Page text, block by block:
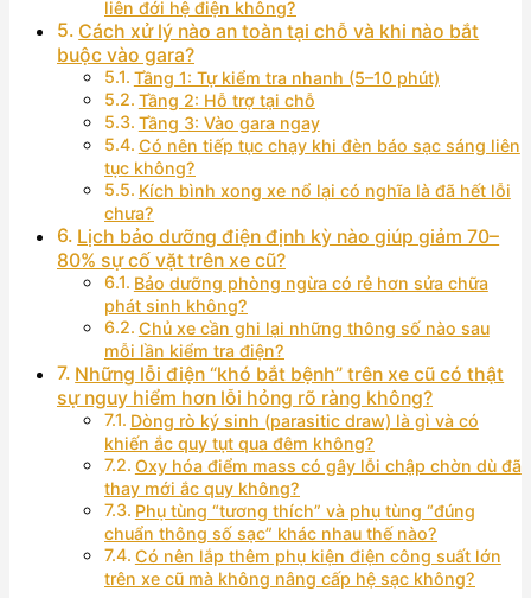
liên đới hệ điện không?
Cách xử lý nào an toàn tại chỗ và khi nào bắt
buộc vào gara?
Tầng 1: Tự kiểm tra nhanh (5–10 phút)
Tầng 2: Hỗ trợ tại chỗ
Tầng 3: Vào gara ngay
Có nên tiếp tục chạy khi đèn báo sạc sáng liên
tục không?
Kích bình xong xe nổ lại có nghĩa là đã hết lỗi
chưa?
Lịch bảo dưỡng điện định kỳ nào giúp giảm 70–
80% sự cố vặt trên xe cũ?
Bảo dưỡng phòng ngừa có rẻ hơn sửa chữa
phát sinh không?
Chủ xe cần ghi lại những thông số nào sau
mỗi lần kiểm tra điện?
Những lỗi điện “khó bắt bệnh” trên xe cũ có thật
sự nguy hiểm hơn lỗi hỏng rõ ràng không?
Dòng rò ký sinh (parasitic draw) là gì và có
khiến ắc quy tụt qua đêm không?
Oxy hóa điểm mass có gây lỗi chập chờn dù đã
thay mới ắc quy không?
Phụ tùng “tương thích” và phụ tùng “đúng
chuẩn thông số sạc” khác nhau thế nào?
Có nên lắp thêm phụ kiện điện công suất lớn
trên xe cũ mà không nâng cấp hệ sạc không?